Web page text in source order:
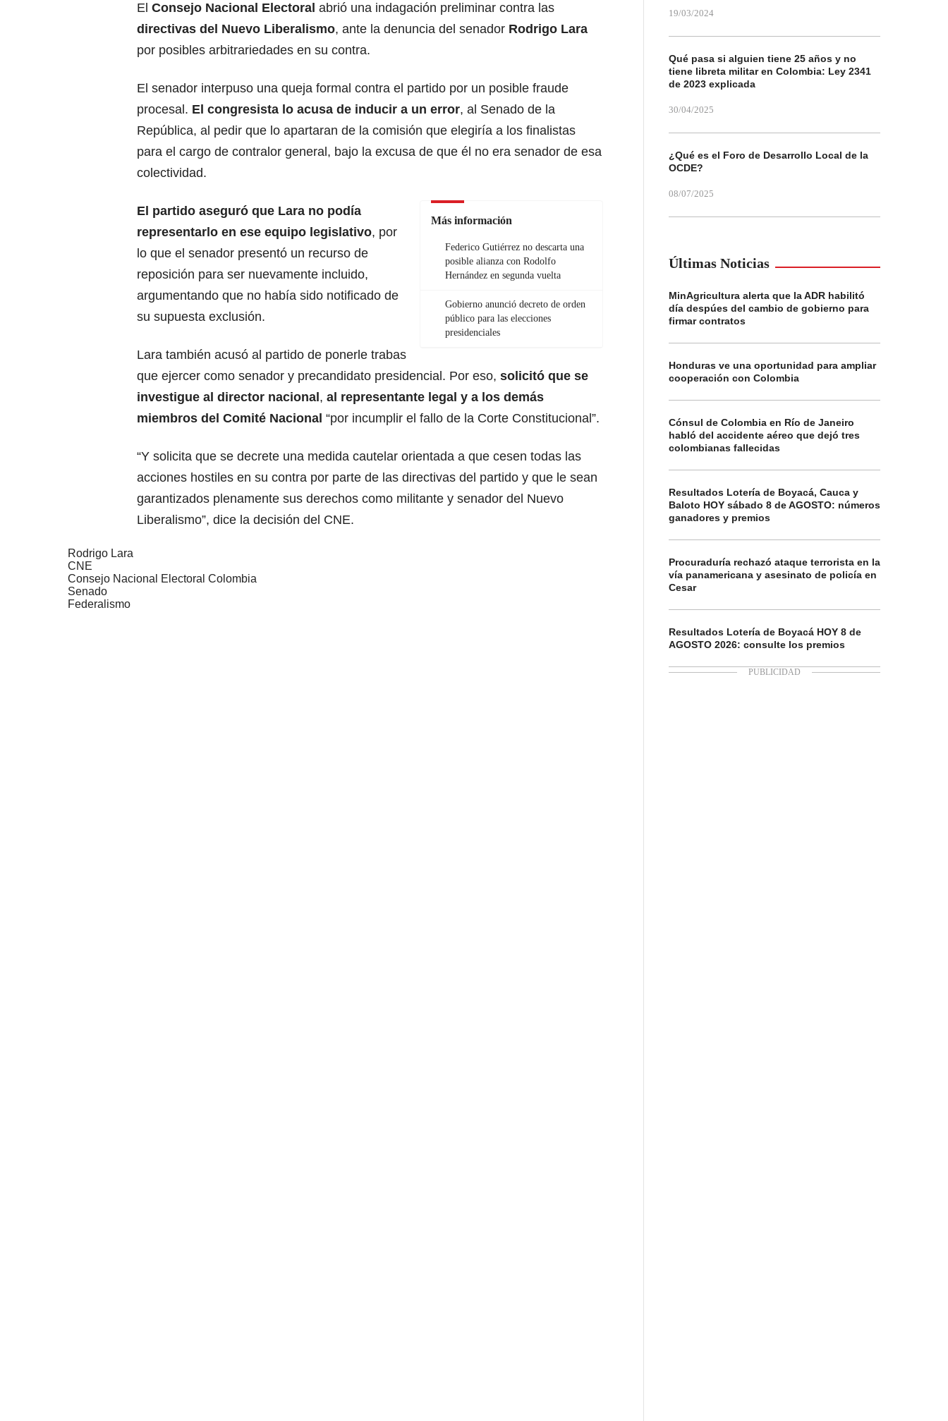
El Consejo Nacional Electoral abrió una indagación preliminar contra las
directivas del Nuevo Liberalismo, ante la denuncia del senador Rodrigo Lara
por posibles arbitrariedades en su contra.
El senador interpuso una queja formal contra el partido por un posible fraude
procesal. El congresista lo acusa de inducir a un error, al Senado de la
República, al pedir que lo apartaran de la comisión que elegiría a los finalistas
para el cargo de contralor general, bajo la excusa de que él no era senador de esa
colectividad.
Más información
Federico Gutiérrez no descarta una
posible alianza con Rodolfo
Hernández en segunda vuelta
Gobierno anunció decreto de orden
público para las elecciones
presidenciales
El partido aseguró que Lara no podía
representarlo en ese equipo legislativo, por
lo que el senador presentó un recurso de
reposición para ser nuevamente incluido,
argumentando que no había sido notificado de
su supuesta exclusión.
Lara también acusó al partido de ponerle trabas
que ejercer como senador y precandidato presidencial. Por eso, solicitó que se
investigue al director nacional , al representante legal y a los demás
miembros del Comité Nacional “por incumplir el fallo de la Corte Constitucional”.
“Y solicita que se decrete una medida cautelar orientada a que cesen todas las
acciones hostiles en su contra por parte de las directivas del partido y que le sean
garantizados plenamente sus derechos como militante y senador del Nuevo
Liberalismo”, dice la decisión del CNE.
Rodrigo Lara
CNE
Consejo Nacional Electoral Colombia
Senado
Federalismo
19/03/2024
Qué pasa si alguien tiene 25 años y no
tiene libreta militar en Colombia: Ley 2341
de 2023 explicada
30/04/2025
¿Qué es el Foro de Desarrollo Local de la
OCDE?
08/07/2025
Últimas Noticias
MinAgricultura alerta que la ADR habilitó
día despúes del cambio de gobierno para
firmar contratos
Honduras ve una oportunidad para ampliar
cooperación con Colombia
Cónsul de Colombia en Río de Janeiro
habló del accidente aéreo que dejó tres
colombianas fallecidas
Resultados Lotería de Boyacá, Cauca y
Baloto HOY sábado 8 de AGOSTO: números
ganadores y premios
Procuraduría rechazó ataque terrorista en la
vía panamericana y asesinato de policía en
Cesar
Resultados Lotería de Boyacá HOY 8 de
AGOSTO 2026: consulte los premios